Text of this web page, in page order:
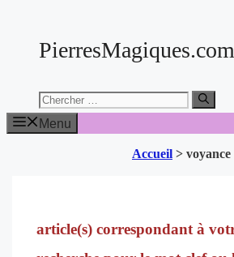
contenuPierresMagiques.com
Chercher:
Menu
Accueil > voyance